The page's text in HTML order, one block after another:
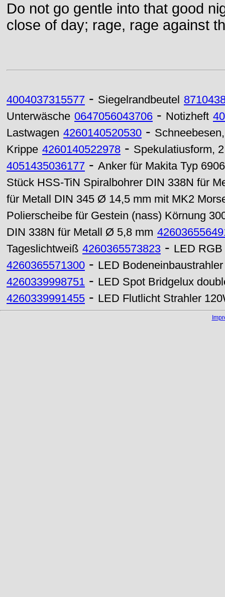
Do not go gentle into that good
close of day; rage, rage against
4004037315577 - Siegelrandbeutel
Unterwäsche 0647056043706 - Notizheft
Lastwagen 4260140520530 -
Krippe 4260140522978 - Spekulatiusform,
4051435036177 - Anker für Makita Typ
Stück HSS-TiN Spiralbohrer DIN 338N für
für Metall DIN 345 Ø 14,5 mm mit MK2
Polierscheibe für Gestein (nass) Körnung
DIN 338N für Metall Ø 5,8 mm
Tageslichtweiß 4260365573823 - LED
4260365571300 - LED
4260339998751 - LED Spot Bridgelux
4260339991455 - LED Flutlicht Strahler